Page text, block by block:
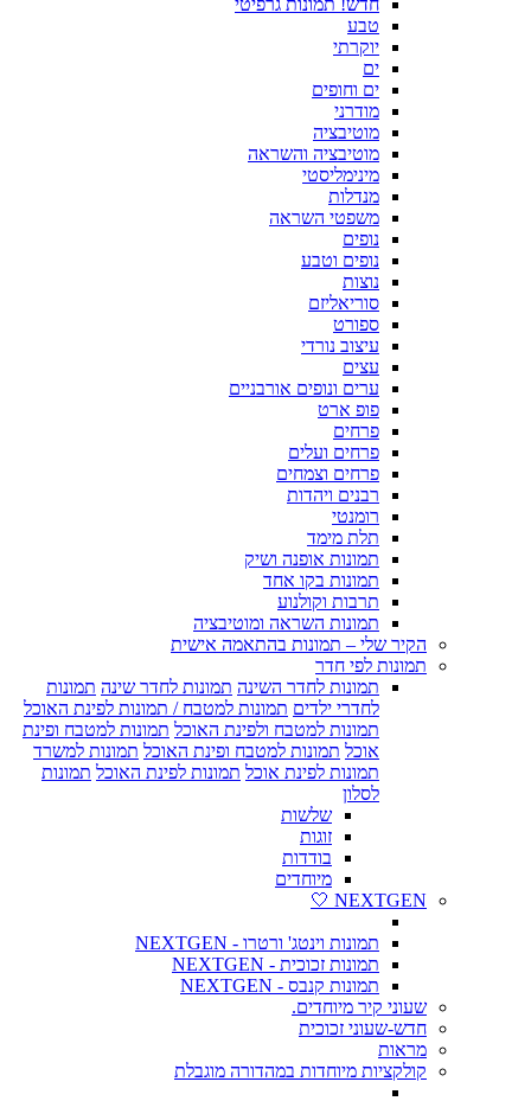
טבע
יוקרתי
ים
ים וחופים
מודרני
מוטיבציה
מוטיבציה והשראה
מינימליסטי
מנדלות
משפטי השראה
נופים
נופים וטבע
נוצות
סוריאליזם
ספורט
עיצוב נורדי
עצים
ערים ונופים אורבניים
פופ ארט
פרחים
פרחים ועלים
פרחים וצמחים
רבנים ויהדות
רומנטי
תלת מימד
תמונות אופנה ושיק
תמונות בקו אחד
תרבות וקולנוע
תמונות השראה ומוטיבציה
הקיר שלי – תמונות בהתאמה אישית
תמונות לפי חדר
תמונות לחדר השינה תמונות לחדר שינה תמונות
לחדרי ילדים תמונות למטבח / תמונות לפינת האוכל
תמונות למטבח ולפינת האוכל תמונות למטבח ופינת
אוכל תמונות למטבח ופינת האוכל תמונות למשרד
תמונות לפינת אוכל תמונות לפינת האוכל תמונות
לסלון
שלשות
זוגות
בודדות
מיוחדים
NEXTGEN 🤍
תמונות וינטג' ורטרו - NEXTGEN
תמונות זכוכית - NEXTGEN
תמונות קנבס - NEXTGEN
שעוני קיר מיוחדים.
חדש-שעוני זכוכית
מראות
קולקציות מיוחדות במהדורה מוגבלת